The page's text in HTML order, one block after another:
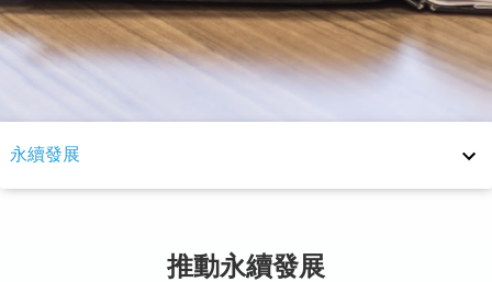
永續發展
推動永續發展